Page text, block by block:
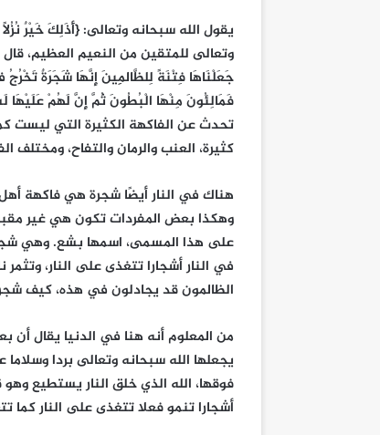
وتعالى للمتقين من النعيم العظيم، قال
جَعَلْنَاهَا فِتْنَةً لِلظَّالِمِينَ إِنَّهَا شَجَرَةٌ
كثيرة، العنب والرمان والتفاح، ومختلف
هناك في النار أيضًا شجرة هي فاكهة
وهكذا بعض المفردات تكون هي غير
على هذا المسمى، اسمها بشع. وهي
في النار أشجارا تتغذى على النار،
الظالمون قد يجادلون في هذه، كيف
من المعلوم أنه هنا في الدنيا يقال أن
يجعلها الله سبحانه وتعالى بردا
فوقها، الله الذي خلق النار يستطيع
أشجارا تنمو فعلا تتغذى على النار كما